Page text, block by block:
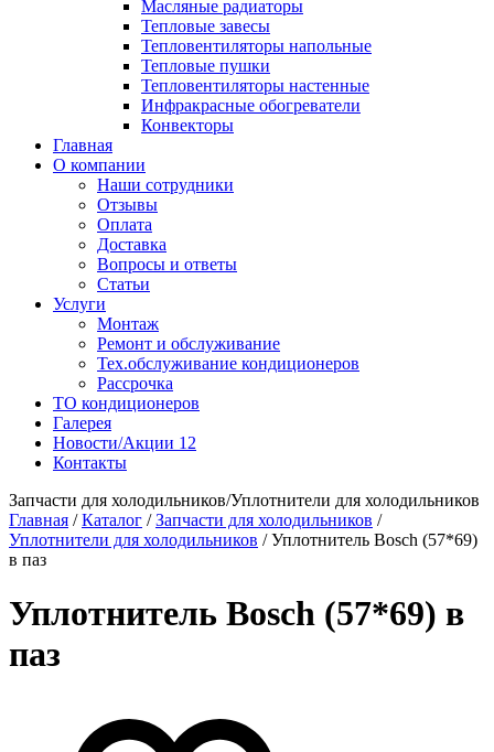
Масляные радиаторы
Тепловые завесы
Тепловентиляторы напольные
Тепловые пушки
Тепловентиляторы настенные
Инфракрасные обогреватели
Конвекторы
Главная
О компании
Наши сотрудники
Отзывы
Оплата
Доставка
Вопросы и ответы
Статьи
Услуги
Монтаж
Ремонт и обслуживание
Тех.обслуживание кондиционеров
Рассрочка
ТО кондиционеров
Галерея
Новости/Акции 12
Контакты
Запчасти для холодильников/Уплотнители для холодильников
Главная /Каталог /Запчасти для холодильников /
Уплотнители для холодильников /Уплотнитель Bosch (57*69)
в паз
Уплотнитель Bosch (57*69) в
паз